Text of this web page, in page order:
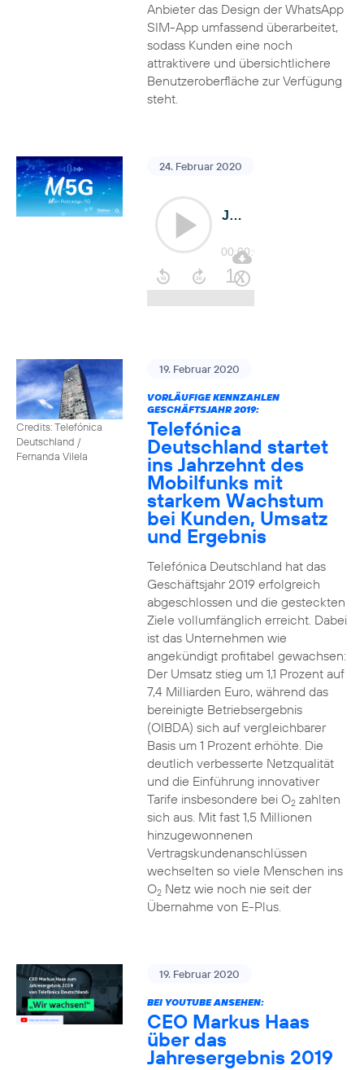
Anbieter das Design der WhatsApp
SIM-App umfassend überarbeitet,
sodass Kunden eine noch
attraktivere und übersichtlichere
Benutzeroberfläche zur Verfügung
steht.
24. Februar 2020
Credits: Telefónica
Deutschland /
Fernanda Vilela
19. Februar 2020
VORLÄUFIGE KENNZAHLEN
GESCHÄFTSJAHR 2019:
Telefónica
Deutschland startet
ins Jahrzehnt des
Mobilfunks mit
starkem Wachstum
bei Kunden, Umsatz
und Ergebnis
Telefónica Deutschland hat das
Geschäftsjahr 2019 erfolgreich
abgeschlossen und die gesteckten
Ziele vollumfänglich erreicht. Dabei
ist das Unternehmen wie
angekündigt profitabel gewachsen:
Der Umsatz stieg um 1,1 Prozent auf
7,4 Milliarden Euro, während das
bereinigte Betriebsergebnis
(OIBDA) sich auf vergleichbarer
Basis um 1 Prozent erhöhte. Die
deutlich verbesserte Netzqualität
und die Einführung innovativer
Tarife insbesondere bei O2zahlten
sich aus. Mit fast 1,5 Millionen
hinzugewonnenen
Vertragskundenanschlüssen
wechselten so viele Menschen ins
O2Netz wie noch nie seit der
Übernahme von E-Plus.
19. Februar 2020
BEI YOUTUBE ANSEHEN:
CEO Markus Haas
über das
Jahresergebnis 2019